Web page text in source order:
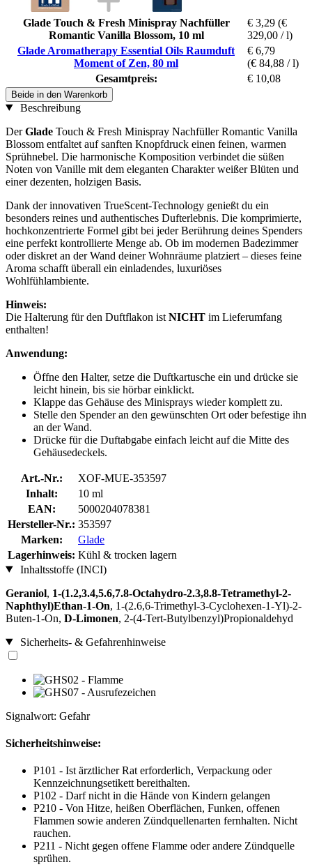
Glade Touch & Fresh Minispray Nachfüller
Romantic Vanilla Blossom, 10 ml
€ 3,29 (€
329,00 / l)
Glade Aromatherapy Essential Oils Raumduft
Moment of Zen, 80 ml
€ 6,79
(€ 84,88 / l)
Gesamtpreis:
€ 10,08
Beide in den Warenkorb
Beschreibung
DerGlade Touch & Fresh Minispray Nachfüller Romantic Vanilla
Blossom entfaltet auf sanften Knopfdruck einen feinen, warmen
Sprühnebel. Die harmonische Komposition verbindet die süßen
Noten von Vanille mit dem eleganten Charakter weißer Blüten und
einer dezenten, holzigen Basis.
Dank der innovativen TrueScent-Technology genießt du ein
besonders reines und authentisches Dufterlebnis. Die komprimierte,
hochkonzentrierte Formel gibt bei jeder Berührung deines Spenders
eine perfekt kontrollierte Menge ab. Ob im modernen Badezimmer
oder diskret an der Wand deiner Wohnräume platziert – dieses feine
Aroma schafft überall ein einladendes, luxuriöses
Wohlfühlambiente.
Hinweis:
Die Halterung für den Duftflakon ist NICHT im Lieferumfang
enthalten!
Anwendung:
Öffne den Halter, setze die Duftkartusche ein und drücke sie
leicht hinein, bis sie hörbar einklickt.
Klappe das Gehäuse des Minisprays wieder komplett zu.
Stelle den Spender an den gewünschten Ort oder befestige ihn
an der Wand.
Drücke für die Duftabgabe einfach leicht auf die Mitte des
Gehäusedeckels.
Art.-Nr.:
XOF-MUE-353597
Inhalt:
10 ml
EAN:
5000204078381
Hersteller-Nr.: 353597
Marken:
Glade
Lagerhinweis: Kühl & trocken lagern
Inhaltsstoffe (INCI)
Geraniol, 1-(1.2,3.4,5.6,7.8-Octahydro-2.3,8.8-Tetramethyl-2-
Naphthyl)Ethan-1-On, 1-(2.6,6-Trimethyl-3-Cyclohexen-1-Yl)-2-
Buten-1-On, D-Limonen, 2-(4-Tert-Butylbenzyl)Propionaldehyd
Sicherheits- & Gefahrenhinweise
Signalwort: Gefahr
Sicherheitshinweise:
P101 - Ist ärztlicher Rat erforderlich, Verpackung oder
Kennzeichnungsetikett bereithalten.
P102 - Darf nicht in die Hände von Kindern gelangen
P210 - Von Hitze, heißen Oberflächen, Funken, offenen
Flammen sowie anderen Zündquellenarten fernhalten. Nicht
rauchen.
P211 - Nicht gegen offene Flamme oder andere Zündquelle
sprühen.